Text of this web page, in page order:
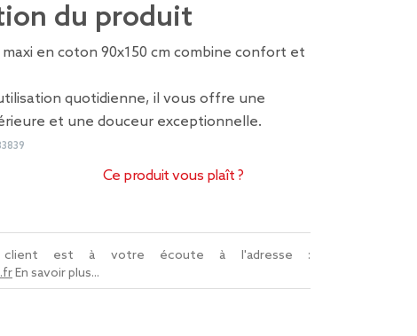
du produit
maxi en coton 90x150 cm combine confort et
quotidienne, il vous offre une
et une douceur exceptionnelle.
Ce produit vous plaît ?
client est à votre écoute à l'adresse :
En savoir plus...